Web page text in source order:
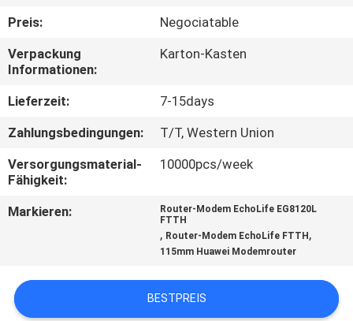
QUALITÄTSKONTROLLE
TRETEN
SIE
MIT
IN
VERBINDUNG
SIE
EIN
Preis:
Negociatable
Verpackung
Informationen:
Karton-Kasten
Lieferzeit:
7-15days
Zahlungsbedingungen:
T/T, Western Union
Versorgungsmaterial-
Fähigkeit:
10000pcs/week
Markieren:
Router-Modem EchoLife EG8120L
FTTH
, Router-Modem EchoLife FTTH ,
115mm Huawei Modemrouter
BESTPREIS